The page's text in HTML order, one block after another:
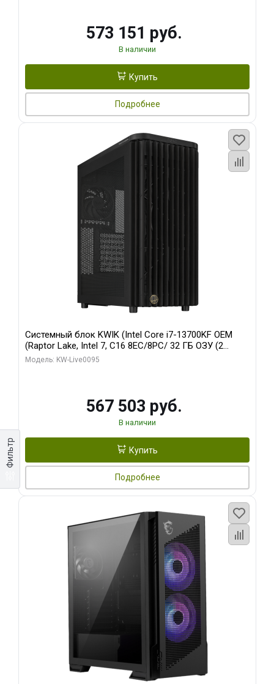
Фильтр
573 151 руб.
В наличии
Купить
Подробнее
Системный блок KWIK (Intel Core i7-13700KF OEM
(Raptor Lake, Intel 7, C16 8EC/8PC/ 32 ГБ ОЗУ (2
модуля)/ Afox RTX4090 24GB GDDR6X 384-Bit 3xDP
Модель: KW-Live0095
567 503 руб.
В наличии
Купить
Подробнее